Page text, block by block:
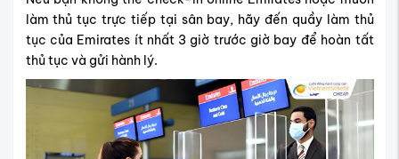
làm thủ tục trực tiếp tại sân bay, hãy đến quầy làm thủ
tục của Emirates ít nhất 3 giờ trước giờ bay để hoàn tất
thủ tục và gửi hành lý.